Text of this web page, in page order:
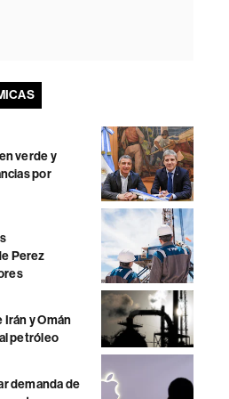
verde y
por
Perez
y Omán
petróleo
demanda de